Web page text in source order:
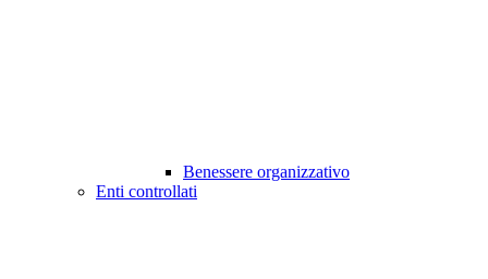
Benessere organizzativo
Enti controllati